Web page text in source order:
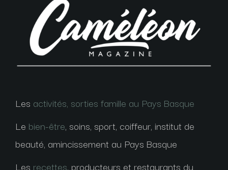
Les activités, sorties famille au Pays Basque
Le bien-être, soins, sport, coiffeur, institut de
beauté, amincissement au Pays Basque
Les recettes, producteurs et restaurants du